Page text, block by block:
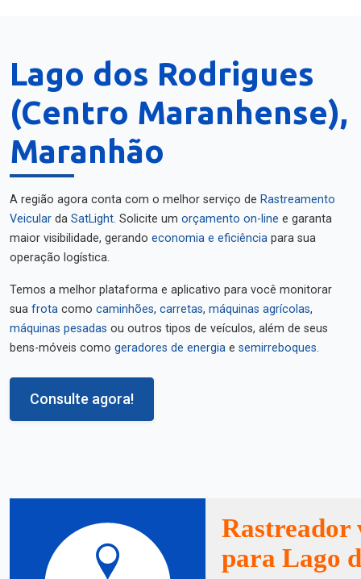
Lago dos Rodrigues
(Centro Maranhense),
Maranhão
A região agora conta com o melhor serviço de Rastreamento
Veicular da SatLight. Solicite um orçamento on-line e garanta
maior visibilidade, gerando economia e eficiência para sua
operação logística.
Temos a melhor plataforma e aplicativo para você monitorar
sua frota como caminhões, carretas, máquinas agrícolas,
máquinas pesadas ou outros tipos de veículos, além de seus
bens-móveis como geradores de energia e semirreboques.
Consulte agora!
Rastreador
para Lago